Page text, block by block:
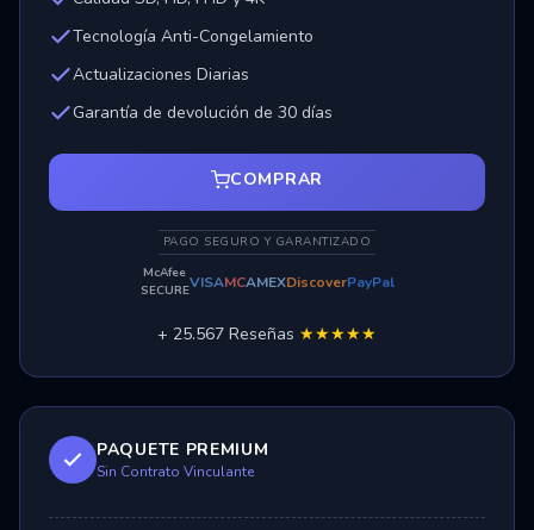
Tecnología Anti-Congelamiento
Actualizaciones Diarias
Garantía de devolución de 30 días
COMPRAR
PAGO SEGURO Y GARANTIZADO
McAfee
SECUREVISAMCAMEXDiscoverPayPal
+ 25.567 Reseñas ★★★★★
PAQUETE PREMIUM
Sin Contrato Vinculante